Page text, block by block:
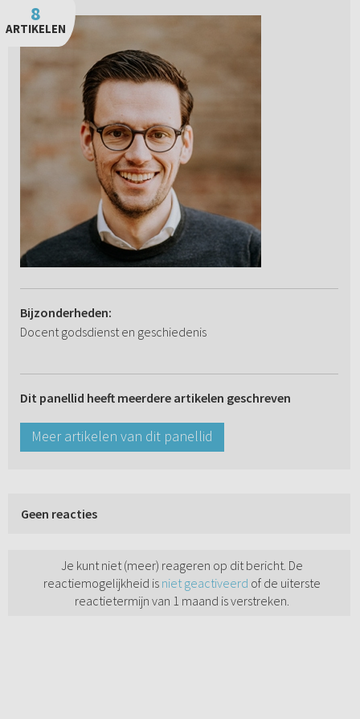
8
ARTIKELEN
Bijzonderheden:
Docent godsdienst en geschiedenis
Dit panellid heeft meerdere artikelen geschreven
Meer artikelen van dit panellid
Geen reacties
Je kunt niet (meer) reageren op dit bericht. De
reactiemogelijkheid is niet geactiveerd of de uiterste
reactietermijn van 1 maand is verstreken.